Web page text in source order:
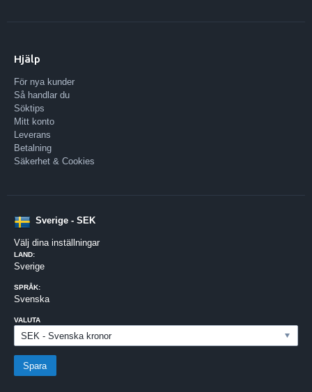
Hjälp
För nya kunder
Så handlar du
Söktips
Mitt konto
Leverans
Betalning
Säkerhet & Cookies
Sverige - SEK
Välj dina inställningar
LAND:
Sverige
SPRÅK:
Svenska
VALUTA